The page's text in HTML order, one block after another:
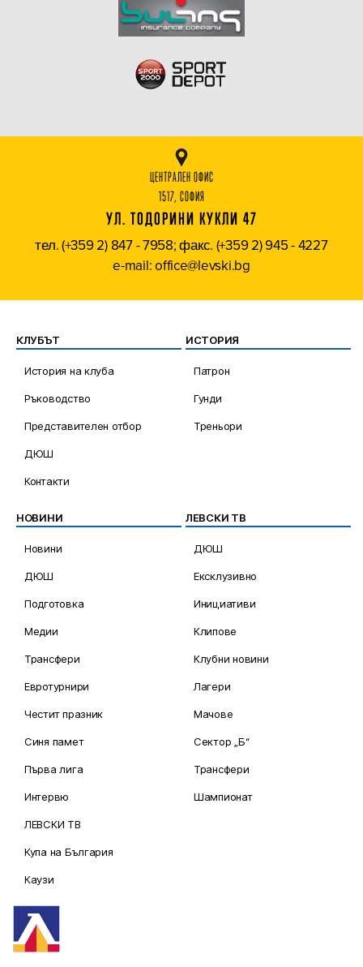
ЦЕНТРАЛЕН ОФИС
1517, СОФИЯ
УЛ. ТОДОРИНИ КУКЛИ 47
тел. (+359 2) 847 - 7958; факс. (+359 2) 945 - 4227
e-mail: office@levski.bg
КЛУБЪТ
История на клуба
Ръководство
Представителен отбор
ДЮШ
Контакти
ИСТОРИЯ
Патрон
Гунди
Треньори
НОВИНИ
Новини
ДЮШ
Подготовка
Медии
Трансфери
Евротурнири
Честит празник
Синя памет
Първа лига
Интервю
ЛЕВСКИ ТВ
Купа на България
Каузи
ЛЕВСКИ ТВ
ДЮШ
Ексклузивно
Инициативи
Клипове
Клубни новини
Лагери
Мачове
Сектор „Б“
Трансфери
Шампионат